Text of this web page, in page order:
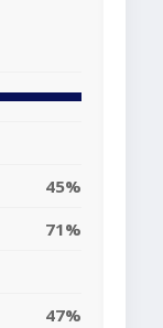
45%
71%
47%